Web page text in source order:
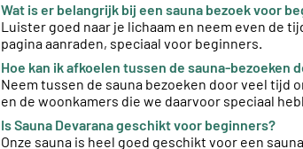
Wat is er belangrijk bij een sauna bezoek voor
Luister goed naar je lichaam en neem even de
pagina aanraden, speciaal voor beginners.
Hoe kan ik afkoelen tussen de sauna-bezoeken
Neem tussen de sauna bezoeken door veel tijd
en de woonkamers die we daarvoor speciaal
Is Sauna Devarana geschikt voor beginners?
Onze sauna is heel goed geschikt voor een